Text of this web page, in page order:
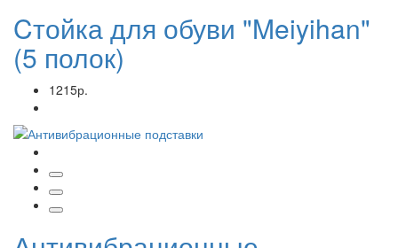
Cтойка для обуви "Meiyihan"
(5 полок)
1215р.